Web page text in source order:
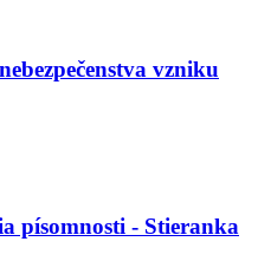
vzniku
písomnosti - Stieranka